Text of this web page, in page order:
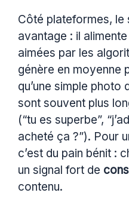
Côté plateformes, le
avantage : il
aimées par les
génère en moyenne
qu’une simple photo
sont souvent plus
(“tu es superbe”,
acheté ça ?”). Pour
c’est du pain bénit :
un signal fort de
contenu.